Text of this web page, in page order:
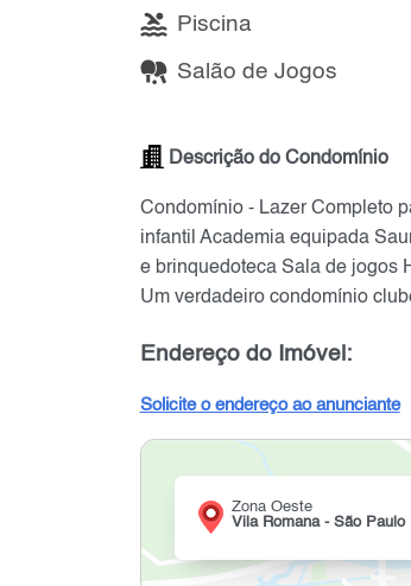
Piscina
Salão de Jogos
Descrição do Condomínio
Condomínio - Lazer Completo
infantil Academia equipada
e brinquedoteca Sala de jogos
Um verdadeiro condomínio
Endereço do Imóvel:
Solicite o endereço ao anunciante
Zona Oeste
Vila Romana - São Paulo